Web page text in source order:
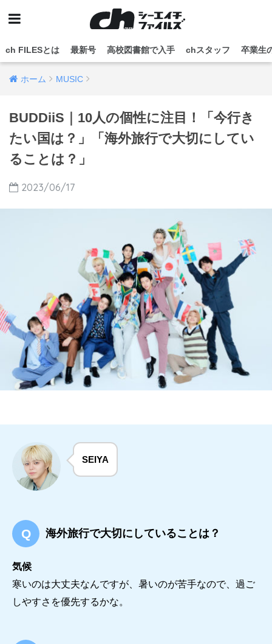
ch FILESとは 最新号 高校図書館で入手 chスタッフ 卒業生
ホーム MUSIC
BUDDiiS｜10人の個性に注目！「今行き
たい国は？」「海外旅行で大切にしてい
ることは？」
2023/06/17
SEIYA
海外旅行で大切にしていることは？
気候
寒いのは大丈夫なんですが、暑いのが苦手なので、過ご
しやすさを優先するかな。